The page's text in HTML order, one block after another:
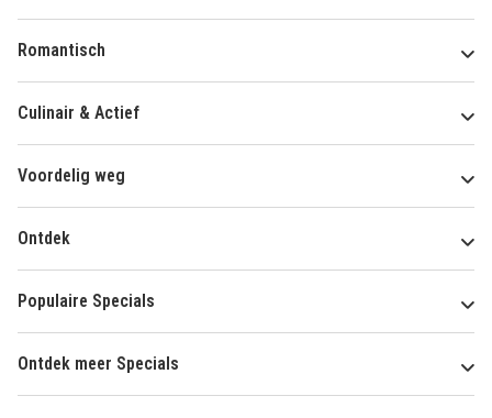
Romantisch
Culinair & Actief
Voordelig weg
Ontdek
Populaire Specials
Ontdek meer Specials